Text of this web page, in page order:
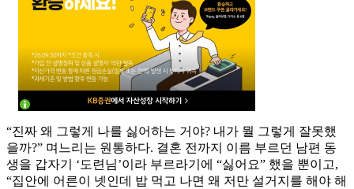
“진짜 왜 그렇게 나를 싫어하는 거야? 내가 뭘 그렇게 잘못했
을까?” 며느리는 원통하다. 결혼 전까지 이름 부르던 남편 동
생을 갑자기 ‘도련님’이라 부르라기에 “싫어요” 했을 뿐이고,
“집안에 어른이 넷인데 밥 먹고 나면 왜 저만 설거지를 해야 해